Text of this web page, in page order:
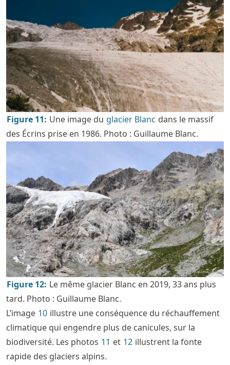
Figure 11: Une image du glacier Blanc dans le massif
des Écrins prise en 1986. Photo : Guillaume Blanc.
Figure 12: Le même glacier Blanc en 2019, 33 ans plus
tard. Photo : Guillaume Blanc.
L’image 10 illustre une conséquence du réchauffement
climatique qui engendre plus de canicules, sur la
biodiversité. Les photos 11 et 12 illustrent la fonte
rapide des glaciers alpins.